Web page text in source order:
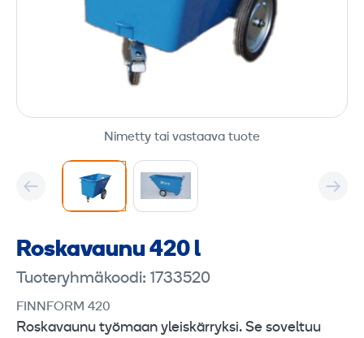
Nimetty tai vastaava tuote
Roskavaunu 420 l
Tuoteryhmäkoodi: 1733520
FINNFORM 420
Roskavaunu työmaan yleiskärryksi. Se soveltuu